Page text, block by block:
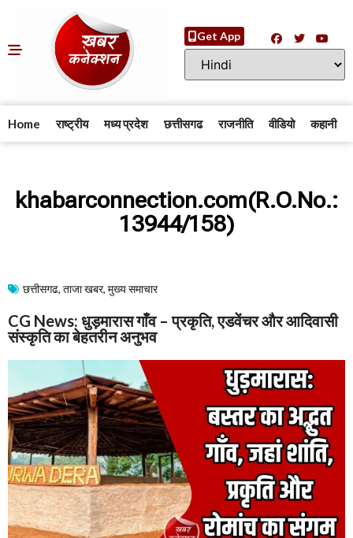
Get App
Home राष्ट्रीय मध्य प्रदेश छत्तीसगढ राजनीति वीडियो कहानी
khabarconnection.com(R.O.No.:
13944/158)
छत्तीसगढ, ताजा खबर, मुख्य समाचार​
CG News: धुड़मारास गाँव – प्रकृति, एडवेंचर और आदिवासी
संस्कृति का बेहतरीन अनुभव